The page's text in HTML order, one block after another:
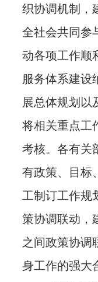
织协调机制，
全社会共同参
动各项工作顺
服务体系建设
展总体规划以
将相关重点工
考核。各有关
有政策、目标
工制订工作规
策协调联动，
之间政策协调
身工作的强大